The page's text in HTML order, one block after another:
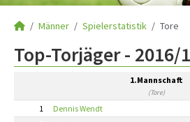
Männer Spielerstatistik Tore
Top-Torjäger - 2016/
1.Mannschaft
(Tore)
1 Dennis Wendt